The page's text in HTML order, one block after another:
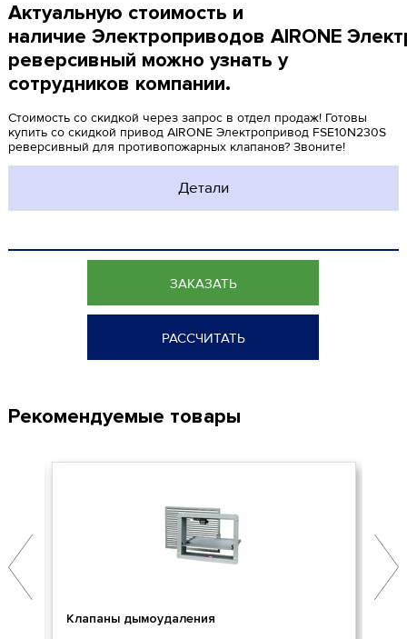
Актуальную стоимость и
наличие Электроприводов AIRONE
реверсивный можно узнать у
сотрудников компании.
Стоимость со скидкой через запрос в отдел продаж! Готовы
купить со скидкой привод AIRONE Электропривод FSE10N230S
реверсивный для противопожарных клапанов? Звоните!
Детали
ЗАКАЗАТЬ
РАССЧИТАТЬ
Рекомендуемые товары
Клапаны дымоудаления